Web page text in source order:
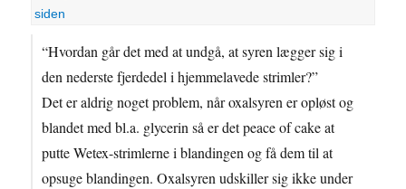
siden
“Hvordan går det med at undgå, at syren lægger sig i
den nederste fjerdedel i hjemmelavede strimler?”
Det er aldrig noget problem, når oxalsyren er opløst og
blandet med bl.a. glycerin så er det peace of cake at
putte Wetex-strimlerne i blandingen og få dem til at
opsuge blandingen. Oxalsyren udskiller sig ikke under